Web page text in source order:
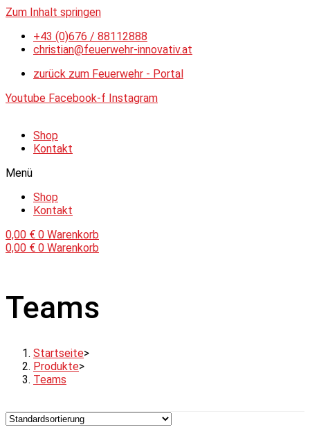
Zum Inhalt springen
+43 (0)676 / 88112888
christian@feuerwehr-innovativ.at
zurück zum Feuerwehr - Portal
Youtube Facebook-f Instagram
Shop
Kontakt
Menü
Shop
Kontakt
0,00 € 0 Warenkorb
0,00 € 0 Warenkorb
Teams
Startseite>
Produkte>
Teams